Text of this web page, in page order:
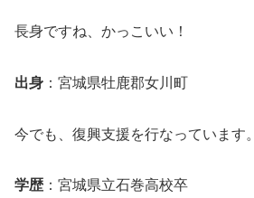
長身ですね、かっこいい！
出身 ：宮城県牡鹿郡女川町
今でも、復興支援を行なっています。
学歴 ：宮城県立石巻高校卒